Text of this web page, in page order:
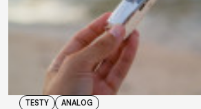
TESTY ANALOG